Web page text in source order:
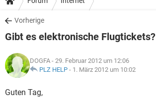
ANDROID
WINDOWS 10
WHATSAPP TIKTOK
FACEBOOK
SPIELE
WHATSAPP TIKTOK
FACEBOOK
DOWNLOADS
SPIELE STREAMING
ANDROID
WINDOWS 10 INSTAGRAM
WHATSAPP
SPIELE STREAMING
ANDROID
WINDOWS 10
LEXIKON
SPIELE
Vorherige
Gibt es elektronische Flugtickets?
DOGFA - 29. Februar 2012 um 12:06
PLZ HELP - 1. März 2012 um 10:02
Guten Tag,